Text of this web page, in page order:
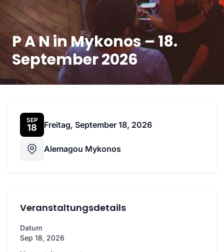
P A N in Mykonos – 18.
September 2026
SEP
18 Freitag, September 18, 2026
Alemagou Mykonos
Veranstaltungsdetails
Datum
Sep 18, 2026